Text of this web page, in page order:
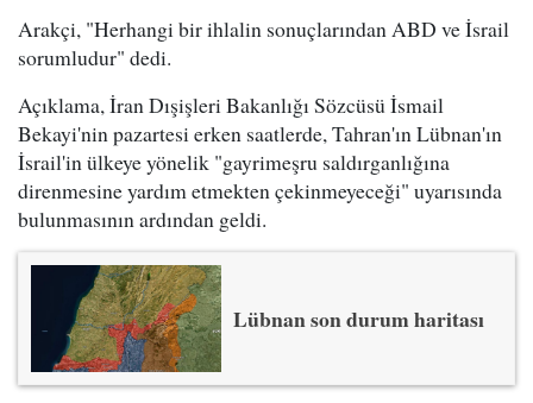
Arakçi, "Herhangi bir ihlalin sonuçlarından ABD ve İsrail
sorumludur" dedi.
Açıklama, İran Dışişleri Bakanlığı Sözcüsü İsmail
Bekayi'nin pazartesi erken saatlerde, Tahran'ın Lübnan'ın
İsrail'in ülkeye yönelik "gayrimeşru saldırganlığına
direnmesine yardım etmekten çekinmeyeceği" uyarısında
bulunmasının ardından geldi.
Lübnan son durum haritası